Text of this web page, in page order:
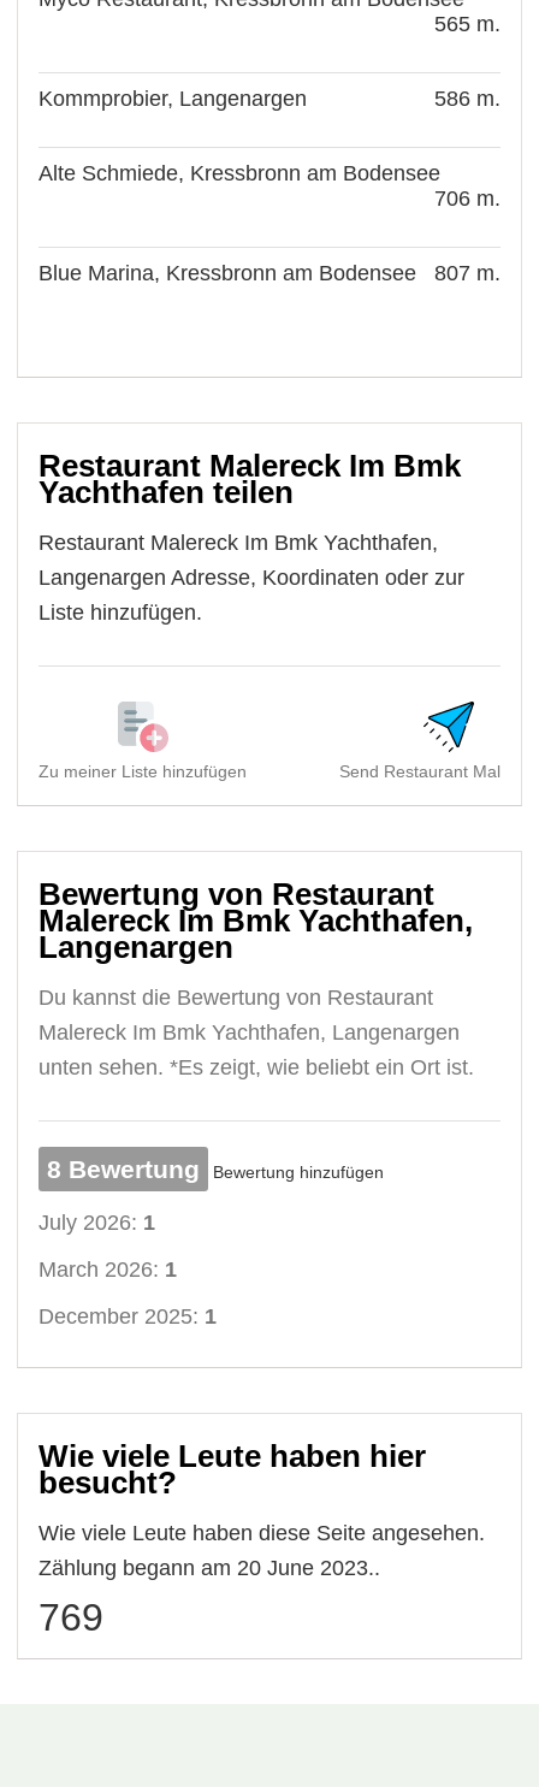
565 m.
Kommprobier, Langenargen 586 m.
Alte Schmiede, Kressbronn am Bodensee
706 m.
Blue Marina, Kressbronn am Bodensee 807 m.
Restaurant Malereck Im Bmk
Yachthafen teilen
Restaurant Malereck Im Bmk Yachthafen,
Langenargen Adresse, Koordinaten oder zur
Liste hinzufügen.
Zu meiner Liste hinzufügen Send Restaurant
Bewertung von Restaurant
Malereck Im Bmk Yachthafen,
Langenargen
Du kannst die Bewertung von Restaurant
Malereck Im Bmk Yachthafen, Langenargen
unten sehen. *Es zeigt, wie beliebt ein Ort ist.
8 Bewertung Bewertung hinzufügen
July 2026: 1
March 2026: 1
December 2025: 1
Wie viele Leute haben hier
besucht?
Wie viele Leute haben diese Seite angesehen.
Zählung begann am 20 June 2023..
769